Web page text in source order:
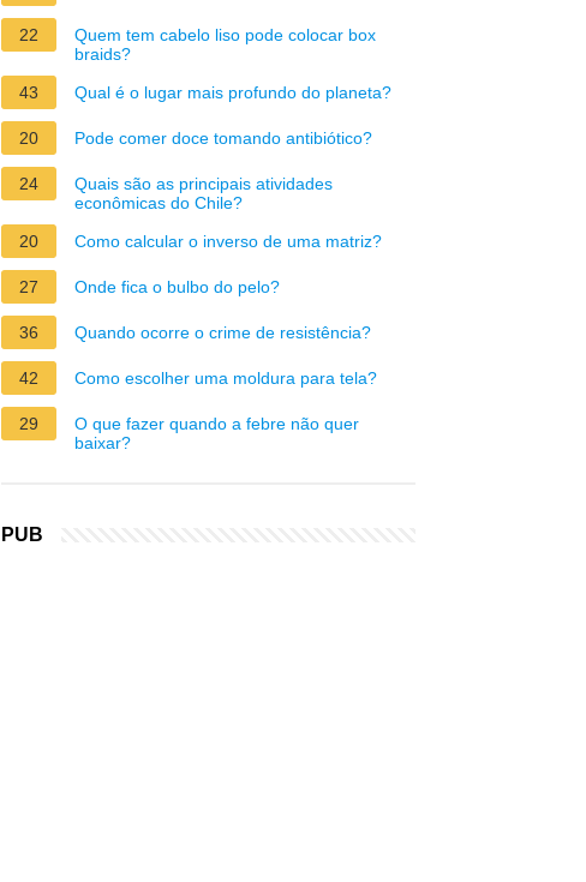
22
Quem tem cabelo liso pode colocar box
braids?
43
Qual é o lugar mais profundo do planeta?
20 Pode comer doce tomando antibiótico?
24
Quais são as principais atividades
econômicas do Chile?
20
Como calcular o inverso de uma matriz?
27 Onde fica o bulbo do pelo?
36 Quando ocorre o crime de resistência?
42 Como escolher uma moldura para tela?
29
O que fazer quando a febre não quer
baixar?
PUB